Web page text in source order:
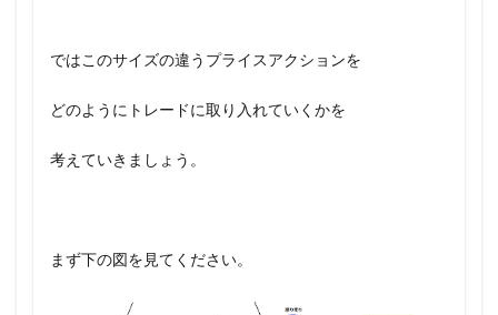
ではこのサイズの違うプライスアクションを
どのようにトレードに取り入れていくかを
考えていきましょう。
まず下の図を見てください。